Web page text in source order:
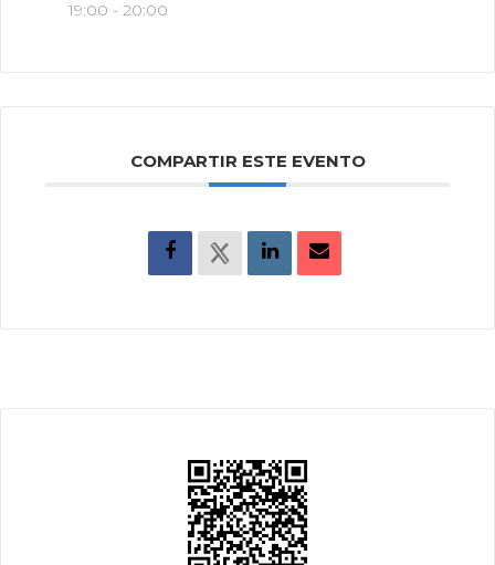
19:00 - 20:00
COMPARTIR ESTE EVENTO